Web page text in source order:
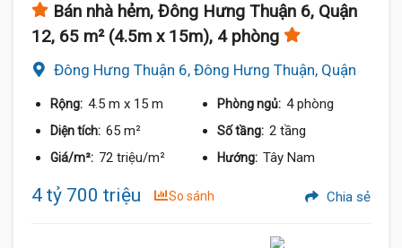
Bán nhà hẻm, Đông Hưng Thuận 6, Quận
12, 65 m² (4.5m x 15m), 4 phòng
Đông Hưng Thuận 6, Đông Hưng Thuận, Quận
Rộng: 4.5 m x 15 m Phòng ngủ: 4 phòng
Diện tích: 65 m² Số tầng: 2 tầng
Giá/m²: 72 triệu/m² Hướng: Tây Nam
4 tỷ 700 triệu So sánh Chia sẻ